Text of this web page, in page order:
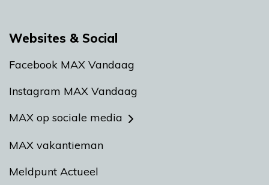
Websites & Social
Facebook MAX Vandaag
Instagram MAX Vandaag
MAX op sociale media
MAX vakantieman
Meldpunt Actueel